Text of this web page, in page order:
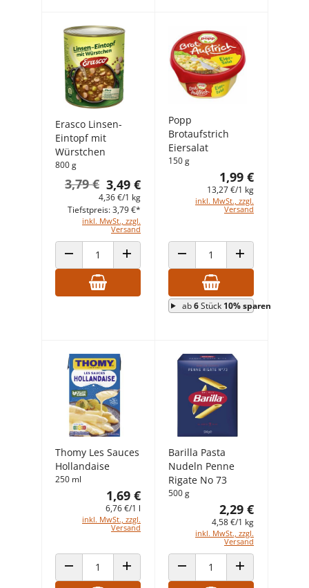
Erasco Linsen-
Eintopf mit
Würstchen
800 g
3,49 €
3,79 €
4,36 €/1 kg
inkl. MwSt., zzgl.
Versand
Tiefstpreis: 3,79 €*
ANZAHL VERRINGERNANZAHL ERHÖHEN
Popp
Brotaufstrich
Eiersalat
150 g
1,99 €
13,27 €/1 kg
inkl. MwSt., zzgl.
Versand
ANZAHL VERRINGERNANZAHL ERHÖHEN
ab6Stück 10% sparen
Thomy Les Sauces
Hollandaise
250 ml
1,69 €
6,76 €/1 l
inkl. MwSt., zzgl.
Versand
ANZAHL VERRINGERNANZAHL ERHÖHEN
Barilla Pasta
Nudeln Penne
Rigate No 73
500 g
2,29 €
4,58 €/1 kg
inkl. MwSt., zzgl.
Versand
ANZAHL VERRINGERNANZAHL ERHÖHEN